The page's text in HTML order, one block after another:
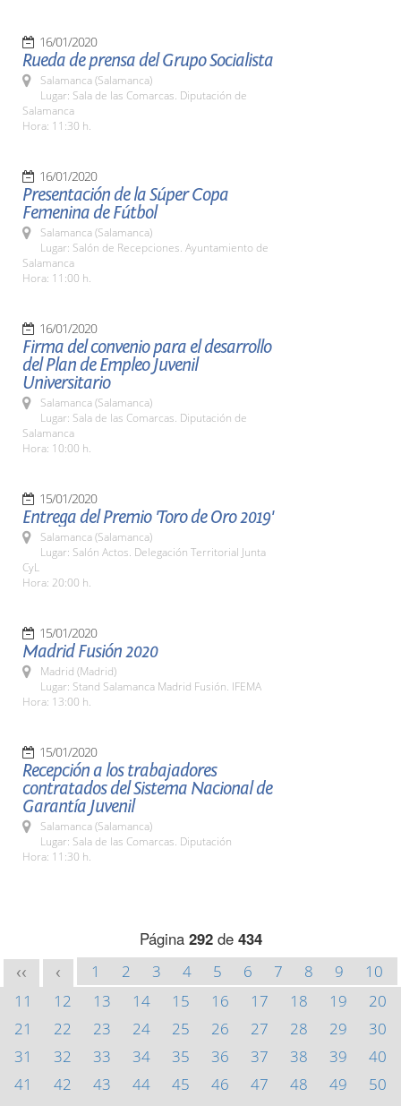
16/01/2020
Rueda de prensa del Grupo Socialista
Salamanca (Salamanca)
Lugar: Sala de las Comarcas. Diputación de
Salamanca
Hora: 11:30 h.
16/01/2020
Presentación de la Súper Copa
Femenina de Fútbol
Salamanca (Salamanca)
Lugar: Salón de Recepciones. Ayuntamiento de
Salamanca
Hora: 11:00 h.
16/01/2020
Firma del convenio para el desarrollo
del Plan de Empleo Juvenil
Universitario
Salamanca (Salamanca)
Lugar: Sala de las Comarcas. Diputación de
Salamanca
Hora: 10:00 h.
15/01/2020
Entrega del Premio 'Toro de Oro 2019'
Salamanca (Salamanca)
Lugar: Salón Actos. Delegación Territorial Junta
CyL
Hora: 20:00 h.
15/01/2020
Madrid Fusión 2020
Madrid (Madrid)
Lugar: Stand Salamanca Madrid Fusión. IFEMA
Hora: 13:00 h.
15/01/2020
Recepción a los trabajadores
contratados del Sistema Nacional de
Garantía Juvenil
Salamanca (Salamanca)
Lugar: Sala de las Comarcas. Diputación
Hora: 11:30 h.
Página 292de 434
<< < 1 2 3 4 5 6 7 8 9
10
11
12 13 14 15 16 17 18 19
20
21
22 23 24 25 26 27 28 29
30
31
32 33 34 35 36 37 38 39
40
41
42 43 44 45 46 47 48 49
50